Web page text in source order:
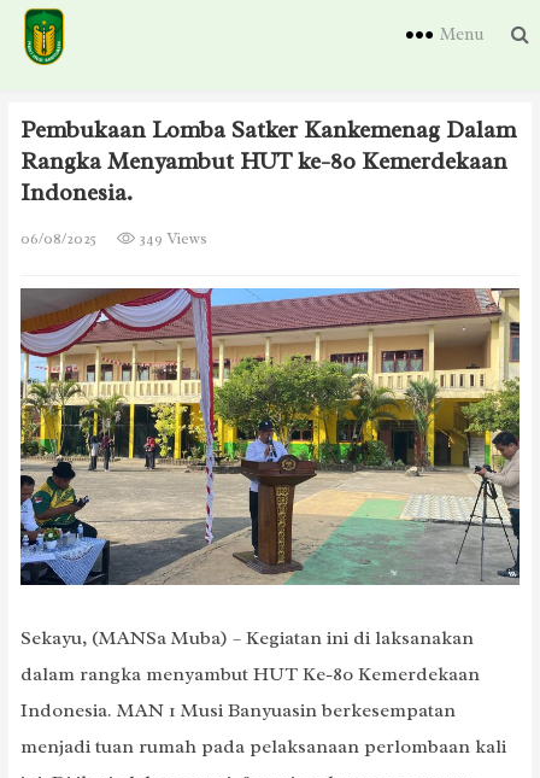
Menu
Pembukaan Lomba Satker Kankemenag Dalam
Rangka Menyambut HUT ke-80 Kemerdekaan
Indonesia.
06/08/2025 349 Views
Sekayu, (MANSa Muba) – Kegiatan ini di laksanakan
dalam rangka menyambut HUT Ke-80 Kemerdekaan
Indonesia. MAN 1 Musi Banyuasin berkesempatan
menjadi tuan rumah pada pelaksanaan perlombaan kali